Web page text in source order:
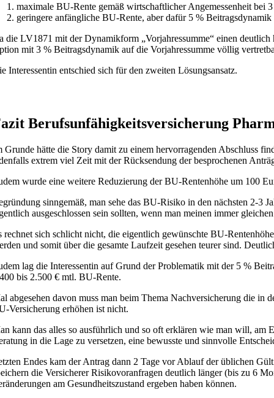
maximale BU-Rente gemäß wirtschaftlicher Angemessenheit bei
geringere anfängliche BU-Rente, aber dafür 5 % Beitragsdynamik
die LV1871 mit der Dynamikform „Vorjahressumme“ einen
mit 3 % Beitragsdynamik auf die Vorjahressumme völlig
Interessentin entschied sich für den zweiten Lösungsansatz.
Berufsunfähigkeitsversicherung
Grunde hätte die Story damit zu einem hervorragenden Abschluss
extrem viel Zeit mit der Rücksendung der besprochenen
wurde eine weitere Reduzierung der BU-Rentenhöhe um 100
sinngemäß, man sehe das BU-Risiko in den nächsten 2-3
ausgeschlossen sein sollten, wenn man meinen immer
rechnet sich schlicht nicht, die eigentlich gewünschte BU-
und somit über die gesamte Laufzeit gesehen teurer sind.
lag die Interessentin auf Grund der Problematik mit der 5 %
bis 2.500 € mtl. BU-Rente.
abgesehen davon muss man beim Thema Nachversicherung die in
Versicherung erhöhen ist nicht.
kann das alles so ausführlich und so oft erklären wie man will, am
in die Lage zu versetzen, eine bewusste und sinnvolle
Endes kam der Antrag dann 2 Tage vor Ablauf der üblichen
die Versicherer Risikovoranfragen deutlich länger (bis zu 6
am Gesundheitszustand ergeben haben können.